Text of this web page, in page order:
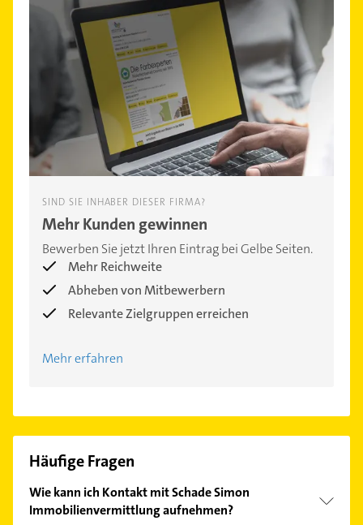
SIND SIE INHABER DIESER FIRMA?
Mehr Kunden gewinnen
Bewerben Sie jetzt Ihren Eintrag bei Gelbe Seiten.
Mehr Reichweite
Abheben von Mitbewerbern
Relevante Zielgruppen erreichen
Mehr erfahren
Häufige Fragen
Wie kann ich Kontakt mit Schade Simon
Immobilienvermittlung aufnehmen?